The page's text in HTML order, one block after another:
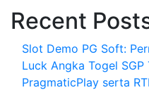
Recent
Slot Demo PG Soft:
Luck Angka Togel SGP
PragmaticPlay serta